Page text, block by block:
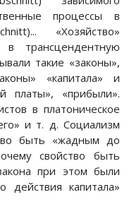
процессы в
«Хозяйство»
в трансцендентную
такие «законы»,
«капитала» и
платы», «прибыли».
в платоническое
и т. д. Социализм
быть «жадным до
свойство быть
при этом были
действия капитала»